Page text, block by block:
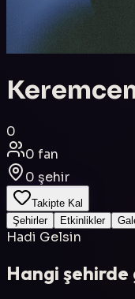
0
0 fan
0 şehir
Takipte Kal
Şehirler
Etkinlikler
Hadi Gelsin
Hangi şehirde